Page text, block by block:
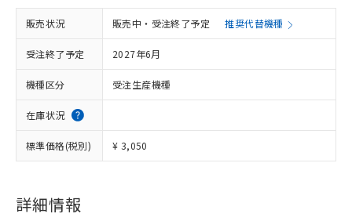
販売状況 販売中・受注終了予定 推奨代替機種
受注終了予定 2027年6月
機種区分 受注生産機種
在庫状況
標準価格(税別) ¥ 3,050
詳細情報